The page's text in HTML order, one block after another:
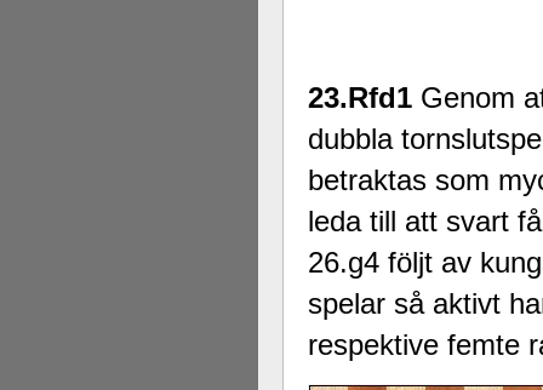
23.Rfd1 Genom
dubbla
betraktas som
leda till att svart
26.g4 följt av
spelar så aktivt
respektive femte